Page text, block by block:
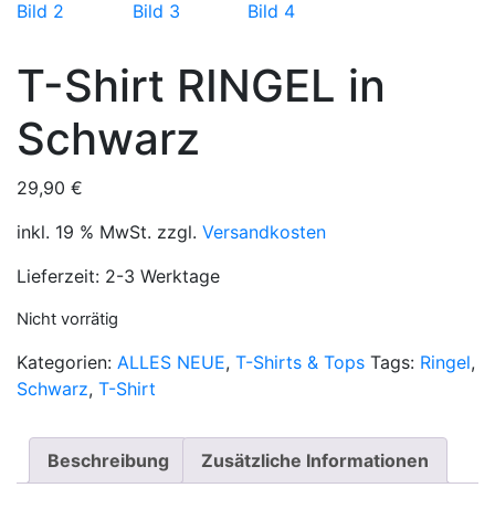
T-Shirt RINGEL in
Schwarz
29,90 €
inkl. 19 % MwSt. zzgl. Versandkosten
Lieferzeit: 2-3 Werktage
Nicht vorrätig
Kategorien: ALLES NEUE, T-Shirts & Tops Tags: Ringel,
Schwarz, T-Shirt
Beschreibung Zusätzliche Informationen